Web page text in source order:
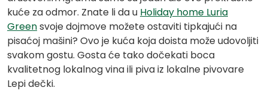
kuće za odmor. Znate li da u Holiday home Luria
Greensvoje dojmove možete ostaviti tipkajući na
pisaćoj mašini? Ovo je kuća koja doista može udovoljiti
svakom gostu. Gosta će tako dočekati boca
kvalitetnog lokalnog vina ili piva iz lokalne pivovare
Lepi dečki.